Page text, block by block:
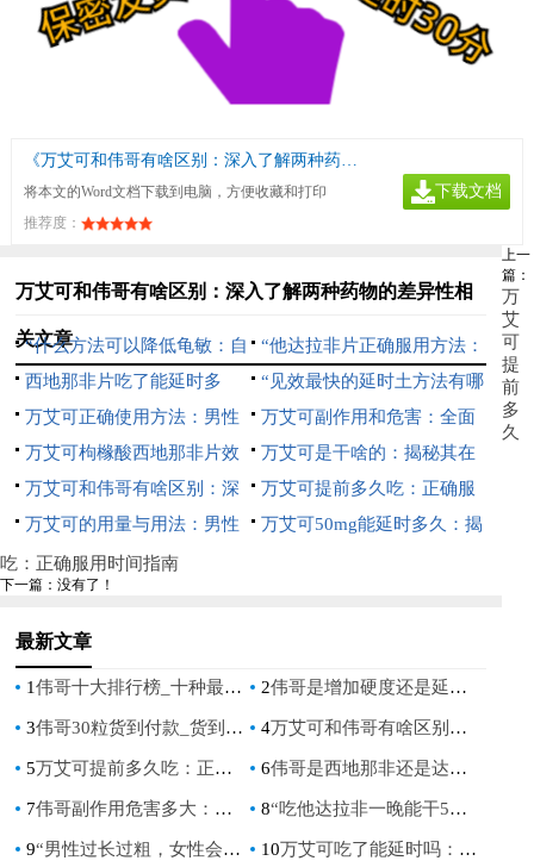
《万艾可和伟哥有啥区别：深入了解两种药物的差异性》
将本文的Word文档下载到电脑，方便收藏和打印
推荐度：
下载文档
万艾可和伟哥有啥区别：深入了解两种药物的差异性相
关文章
“什么方法可以降低龟敏：自
然疗法与生活方式调整指南”
“他达拉非片正确服用方法：
男性健康指南”
西地那非片吃了能延时多
久：揭秘其效果与正确使用方
法
“见效最快的延时土方法有哪
些：揭秘自然疗法的高效秘
诀”
万艾可正确使用方法：男性
健康指南，提升性生活质量
万艾可副作用和危害：全面
了解其潜在风险
万艾可枸橼酸西地那非片效
果：男性健康新选择，提升生
活质量的关键
万艾可是干啥的：揭秘其在
男性健康中的作用
万艾可和伟哥有啥区别：深
入了解两种药物的差异性
万艾可提前多久吃：正确服
用时间指南
万艾可的用量与用法：男性
健康指南
万艾可50mg能延时多久：揭
上一
篇：
万
艾
可
提
前
多
久
吃：正确服用时间指南
下一篇：没有了！
最新文章
1伟哥十大排行榜_十种最受欢迎的伟哥产品 2伟哥是增加硬度还是延长时间_伟哥究竟是增加勃起硬度还是延长时间
3伟哥30粒货到付款_货到付款伟哥30粒，快速恢复男人健康 4万艾可和伟哥有啥区别：深入了解两种药物的差异性
5万艾可提前多久吃：正确服用时间指南 6伟哥是西地那非还是达泊西汀：揭秘男性勃起功能障碍治疗药物的区别
7伟哥副作用危害多大：深入了解其潜在风险 8“吃他达拉非一晚能干5次活吗：男性健康与药物使用指南”
9“男性过长过粗，女性会得病么？深入探讨性健康问题” 10万艾可吃了能延时吗：揭秘其对性功能的影响